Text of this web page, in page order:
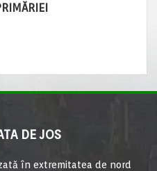
DE JOS
în extremitatea de nord